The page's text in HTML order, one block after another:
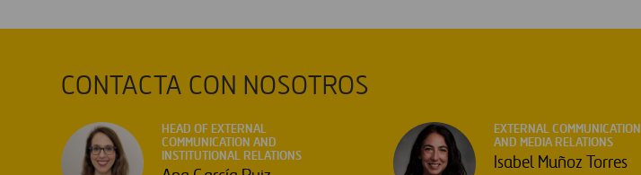
CONTACTA CON NOSOTROS
HEAD OF EXTERNAL
COMMUNICATION AND
INSTITUTIONAL RELATIONS
EXTERNAL COMMUNICATION
AND MEDIA RELATIONS
Isabel Muñoz Torres